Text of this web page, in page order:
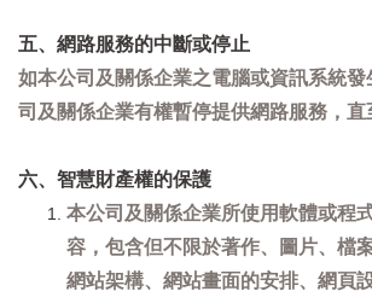
五、網路服務的中斷或停止
如本公司及關係企業之電腦或資訊系統
司及關係企業有權暫停提供網路服務，直
六、智慧財產權的保護
本公司及關係企業所使用軟體或程
容，包含但不限於著作、圖片、檔
網站架構、網站畫面的安排、網頁